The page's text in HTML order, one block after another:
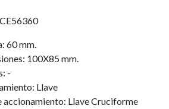
60 mm.
100X85 mm.
-
Llave
accionamiento: Llave Cruciforme